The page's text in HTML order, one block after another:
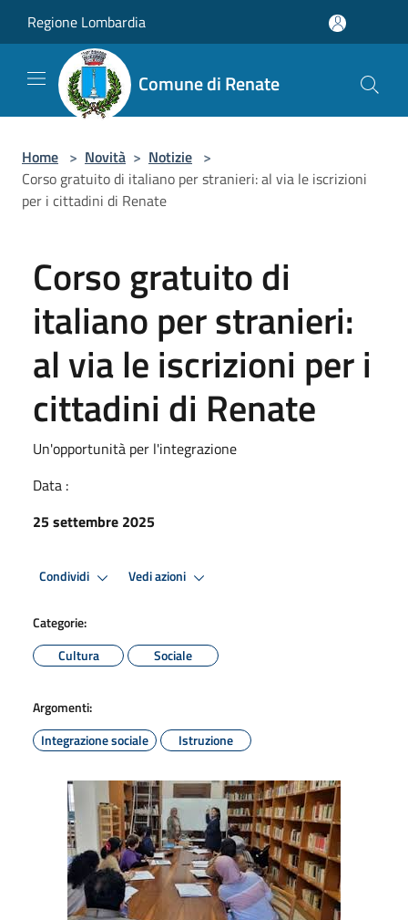
Regione Lombardia
Comune di Renate
Home > Novità > Notizie >
Corso gratuito di italiano per stranieri: al via le iscrizioni
per i cittadini di Renate
Corso gratuito di
italiano per stranieri:
al via le iscrizioni per i
cittadini di Renate
Un'opportunità per l'integrazione
Data :
25 settembre 2025
Condividi Vedi azioni
Categorie:
Cultura
Sociale
Argomenti:
Integrazione sociale
Istruzione